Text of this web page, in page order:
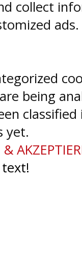
collect
ads.
being
classified
yet.
&